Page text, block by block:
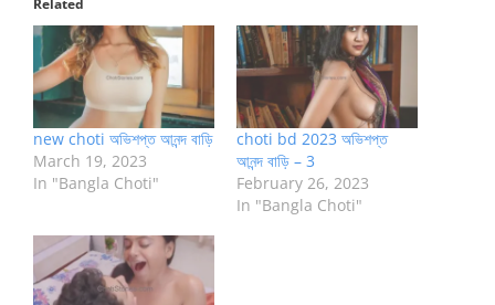
new choti অভিশপ্ত আনন্দ বাড়ি
March 19, 2023
In "Bangla Choti"
choti bd 2023 অভিশপ্ত
আনন্দ বাড়ি – 3
February 26, 2023
In "Bangla Choti"